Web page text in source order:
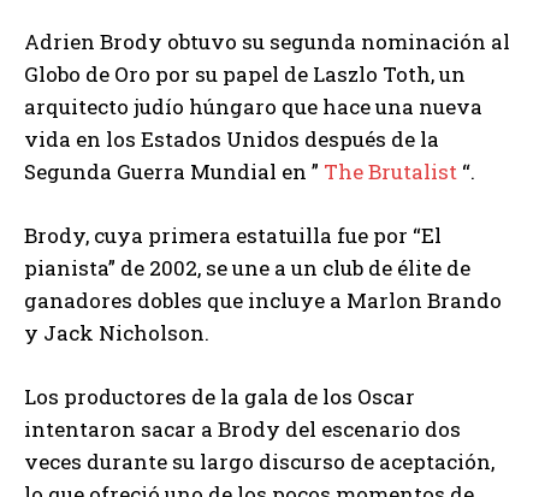
Adrien Brody obtuvo su segunda nominación al
Globo de Oro por su papel de Laszlo Toth, un
arquitecto judío húngaro que hace una nueva
vida en los Estados Unidos después de la
Segunda Guerra Mundial en ” The Brutalist “.
Brody, cuya primera estatuilla fue por “El
pianista” de 2002, se une a un club de élite de
ganadores dobles que incluye a Marlon Brando
y Jack Nicholson.
Los productores de la gala de los Oscar
intentaron sacar a Brody del escenario dos
veces durante su largo discurso de aceptación,